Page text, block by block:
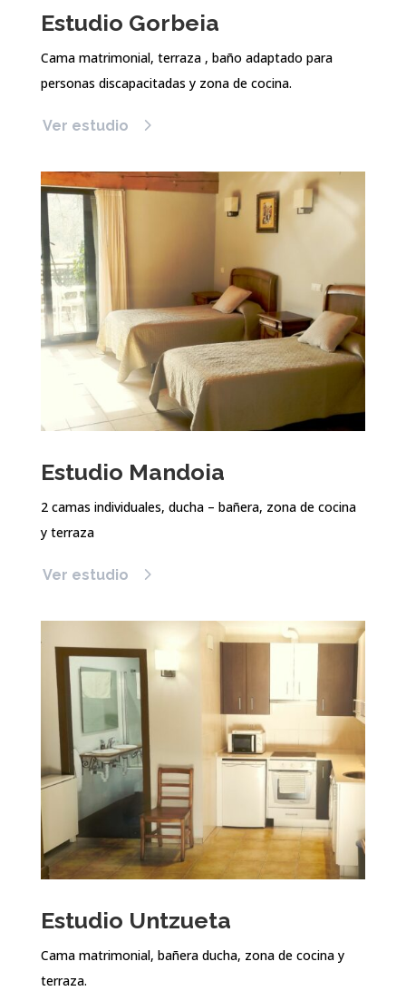
Estudio Gorbeia
Cama matrimonial, terraza , baño adaptado para
personas discapacitadas y zona de cocina.
Ver estudio
Estudio Mandoia
2 camas individuales, ducha – bañera, zona de cocina
y terraza
Ver estudio
Estudio Untzueta
Cama matrimonial, bañera ducha, zona de cocina y
terraza.